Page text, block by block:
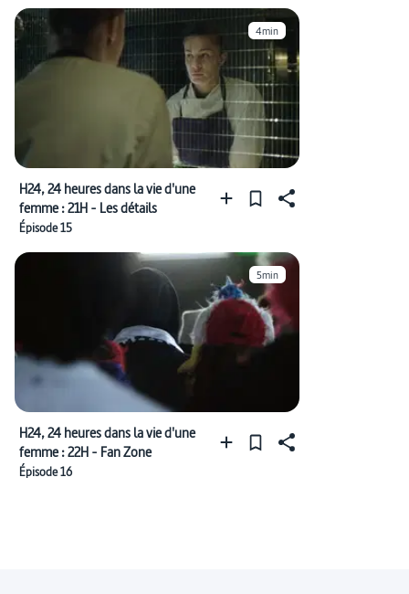
4min
H24, 24 heures dans la vie d'une
femme : 21H - Les détails
Épisode 15
5min
H24, 24 heures dans la vie d'une
femme : 22H - Fan Zone
Épisode 16